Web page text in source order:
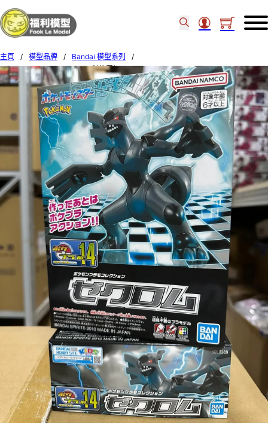
主頁 / 模型品牌 / Bandai 模型系列
/
BANDAI POKEMONPLA 14 傑格羅姆 58289